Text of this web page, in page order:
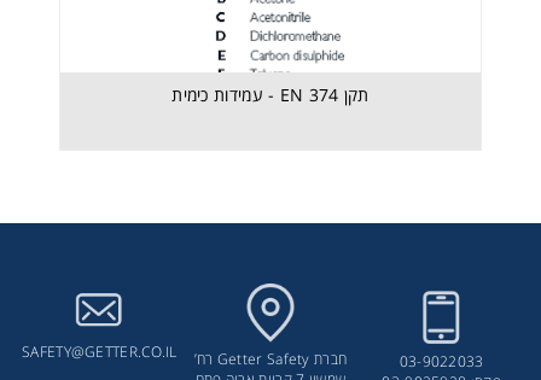
תקן EN 374 - עמידות כימית
03-9022033
חברת Getter Safety רח’
SAFETY@GETTER.CO.IL